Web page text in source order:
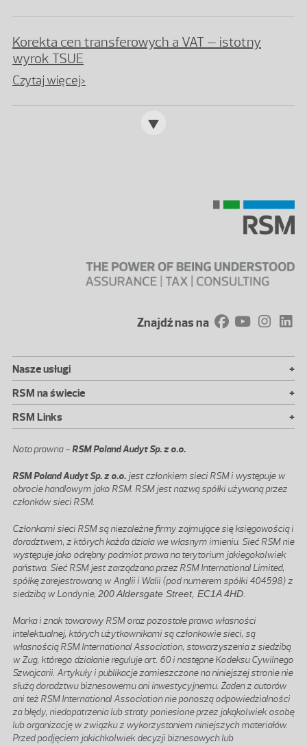
Korekta cen transferowych a VAT – istotny
wyrok TSUE
Czytaj więcej>
Znajdź nas na
Nasze usługi
+
RSM na świecie
+
RSM Links
+
Nota prawna -RSM Poland Audyt Sp. z o.o.
RSM Poland Audyt Sp. z o.o. jest członkiem sieci RSM i występuje w
obrocie handlowym jako RSM. RSM jest nazwą spółki używaną przez
członków sieci RSM.
Członkami sieci RSM są niezależne firmy zajmujące się księgowością i
doradztwem, z których każda działa we własnym imieniu. Sieć RSM nie
występuje jako odrębny podmiot prawa na terytorium jakiegokolwiek
państwa. Sieć RSM jest zarządzana przez RSM International Limited,
spółkę zarejestrowaną w Anglii i Walii (pod numerem spółki 404598) z
siedzibą w Londynie, 200 Aldersgate Street, EC1A 4HD.
Marka i znak towarowy RSM oraz pozostałe prawa własności
intelektualnej, których użytkownikami są członkowie sieci, są
własnością RSM International Association, stowarzyszenia z siedzibą
w Zug, którego działanie reguluje art. 60 i następne Kodeksu Cywilnego
Szwajcarii. Artykuły i publikacje zamieszczone na niniejszej stronie nie
służą doradztwu biznesowemu ani inwestycyjnemu. Żaden z autorów
ani też RSM International Association nie ponoszą odpowiedzialności
za błędy, niedopatrzenia lub straty poniesione przez jakąkolwiek osobę
lub organizację w związku z wykorzystaniem niniejszych materiałów.
Przed podjęciem jakichkolwiek decyzji biznesowych lub